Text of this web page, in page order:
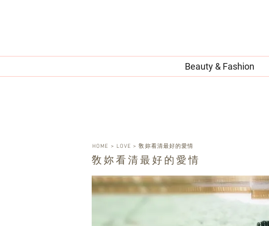
Beauty & Fashion
HOME > LOVE >敎妳看清最好的愛情
敎妳看清最好的愛情